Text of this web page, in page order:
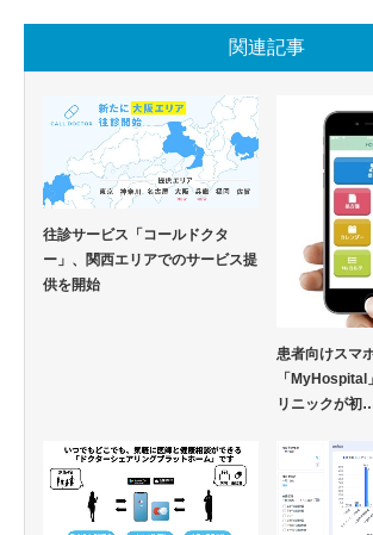
関連記事
往診サービス「コールドクタ
ー」、関西エリアでのサービス提
供を開始
患者向けスマ
「MyHospital
リニックが初